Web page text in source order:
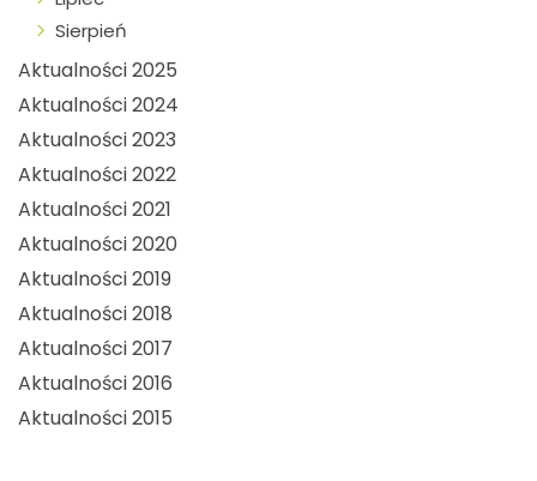
Sierpień
Aktualności 2025
Aktualności 2024
Aktualności 2023
Aktualności 2022
Aktualności 2021
Aktualności 2020
Aktualności 2019
Aktualności 2018
Aktualności 2017
Aktualności 2016
Aktualności 2015